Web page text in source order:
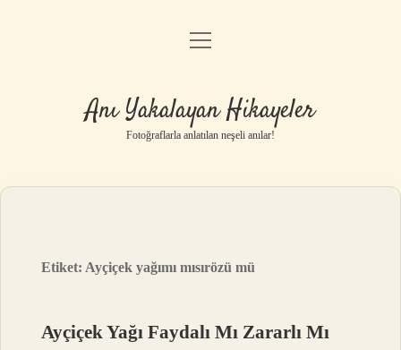
Anasayfa
Yasal Uyarı
menüyü
Anı Yakalayan Hikayeler
Fotoğraflarla anlatılan neşeli anılar!
Etiket: Ayçiçek yağımı mısırözü mü
Ayçiçek Yağı Faydalı Mı Zararlı Mı